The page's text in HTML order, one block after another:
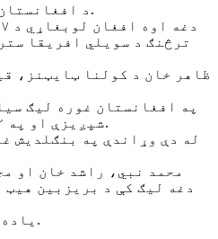
د افغانستان لخوا په دغو سیالیو کې محمد شهزاد، نجیب الله ځدراڼ، حضرت الله ځاځی، ظاهر خان، قیس احمد، ګلبدین نائب او وقار سلام خېل ګډون کوي.
ترڅنګ د سویلي افریقا
ظاهر خان د کولنا ټایټنز،
شپږیزې او په ۱۲ توپونو چټکه نیمه سلیزه وهلې وه. وقار سلام خېل ځوان ۱۷ کلن افغان لوبغاړی چې توپوهنه کوي هم په لومړي وار د یادو سیالیو برخه ده.
له دې وړاندې په بنګلدیش
محمد نبي، راشد خان او
دغه لیګ کې د بریزبین
یاده دې وي چې دغه سیالۍ به د جنوري میاشتې په ۵مه نېټه پېل او د فروري میاشتې په ۸مه نېټه پای ته رسیږي، چې په کې به ۷ لوبډلې برخه اخلي.